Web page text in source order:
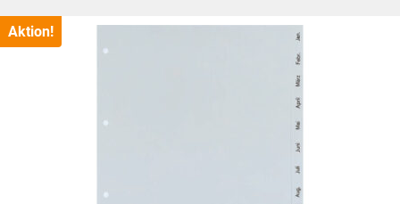
ist:
CHF2.25.
Aktion!